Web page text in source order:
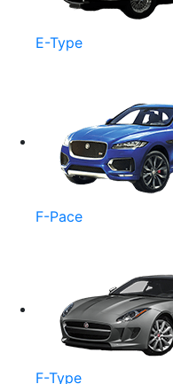
E-Type
F-Pace
F-Type